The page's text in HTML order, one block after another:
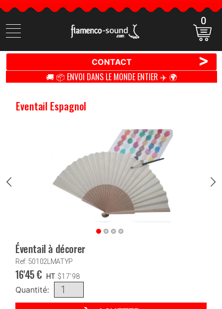
Cherchez
des
0
CONTACT >
🚚 📦 ENVOI DANS LE MONDE ENTIER ✈️ 🌍
Eventail Espagnol
Éventail à décorer
Ref: 50102LMATYP
16'45€ HT $17'98
Quantité: